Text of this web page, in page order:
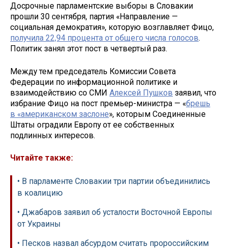
Досрочные парламентские выборы в Словакии
прошли 30 сентября, партия «Направление —
социальная демократия», которую возглавляет Фицо,
получила 22,94 процента от общего числа голосов.
Политик занял этот пост в четвертый раз.
Между тем председатель Комиссии Совета
Федерации по информационной политике и
взаимодействию со СМИ Алексей Пушков заявил, что
избрание Фицо на пост премьер-министра — «брешь
в «американском заслоне», которым Соединенные
Штаты оградили Европу от ее собственных
подлинных интересов.
Читайте также:
• В парламенте Словакии три партии объединились
в коалицию
• Джабаров заявил об усталости Восточной Европы
от Украины
• Песков назвал абсурдом считать пророссийским